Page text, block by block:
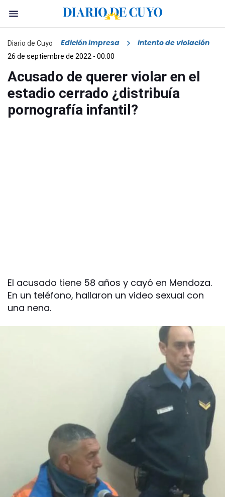
Diario de Cuyo Edición impresa intento de violación
26 de septiembre de 2022 - 00:00
Acusado de querer violar en el
estadio cerrado ¿distribuía
pornografía infantil?
El acusado tiene 58 años y cayó en Mendoza.
En un teléfono, hallaron un video sexual con
una nena.